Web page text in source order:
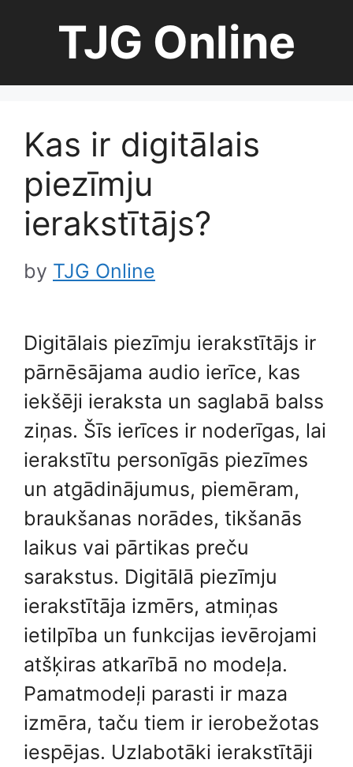
TJG Online
Kas ir digitālais
piezīmju
ierakstītājs?
by TJG Online
Digitālais piezīmju ierakstītājs ir
pārnēsājama audio ierīce, kas
iekšēji ieraksta un saglabā balss
ziņas. Šīs ierīces ir noderīgas, lai
ierakstītu personīgās piezīmes
un atgādinājumus, piemēram,
braukšanas norādes, tikšanās
laikus vai pārtikas preču
sarakstus. Digitālā piezīmju
ierakstītāja izmērs, atmiņas
ietilpība un funkcijas ievērojami
atšķiras atkarībā no modeļa.
Pamatmodeļi parasti ir maza
izmēra, taču tiem ir ierobežotas
iespējas. Uzlabotāki ierakstītāji